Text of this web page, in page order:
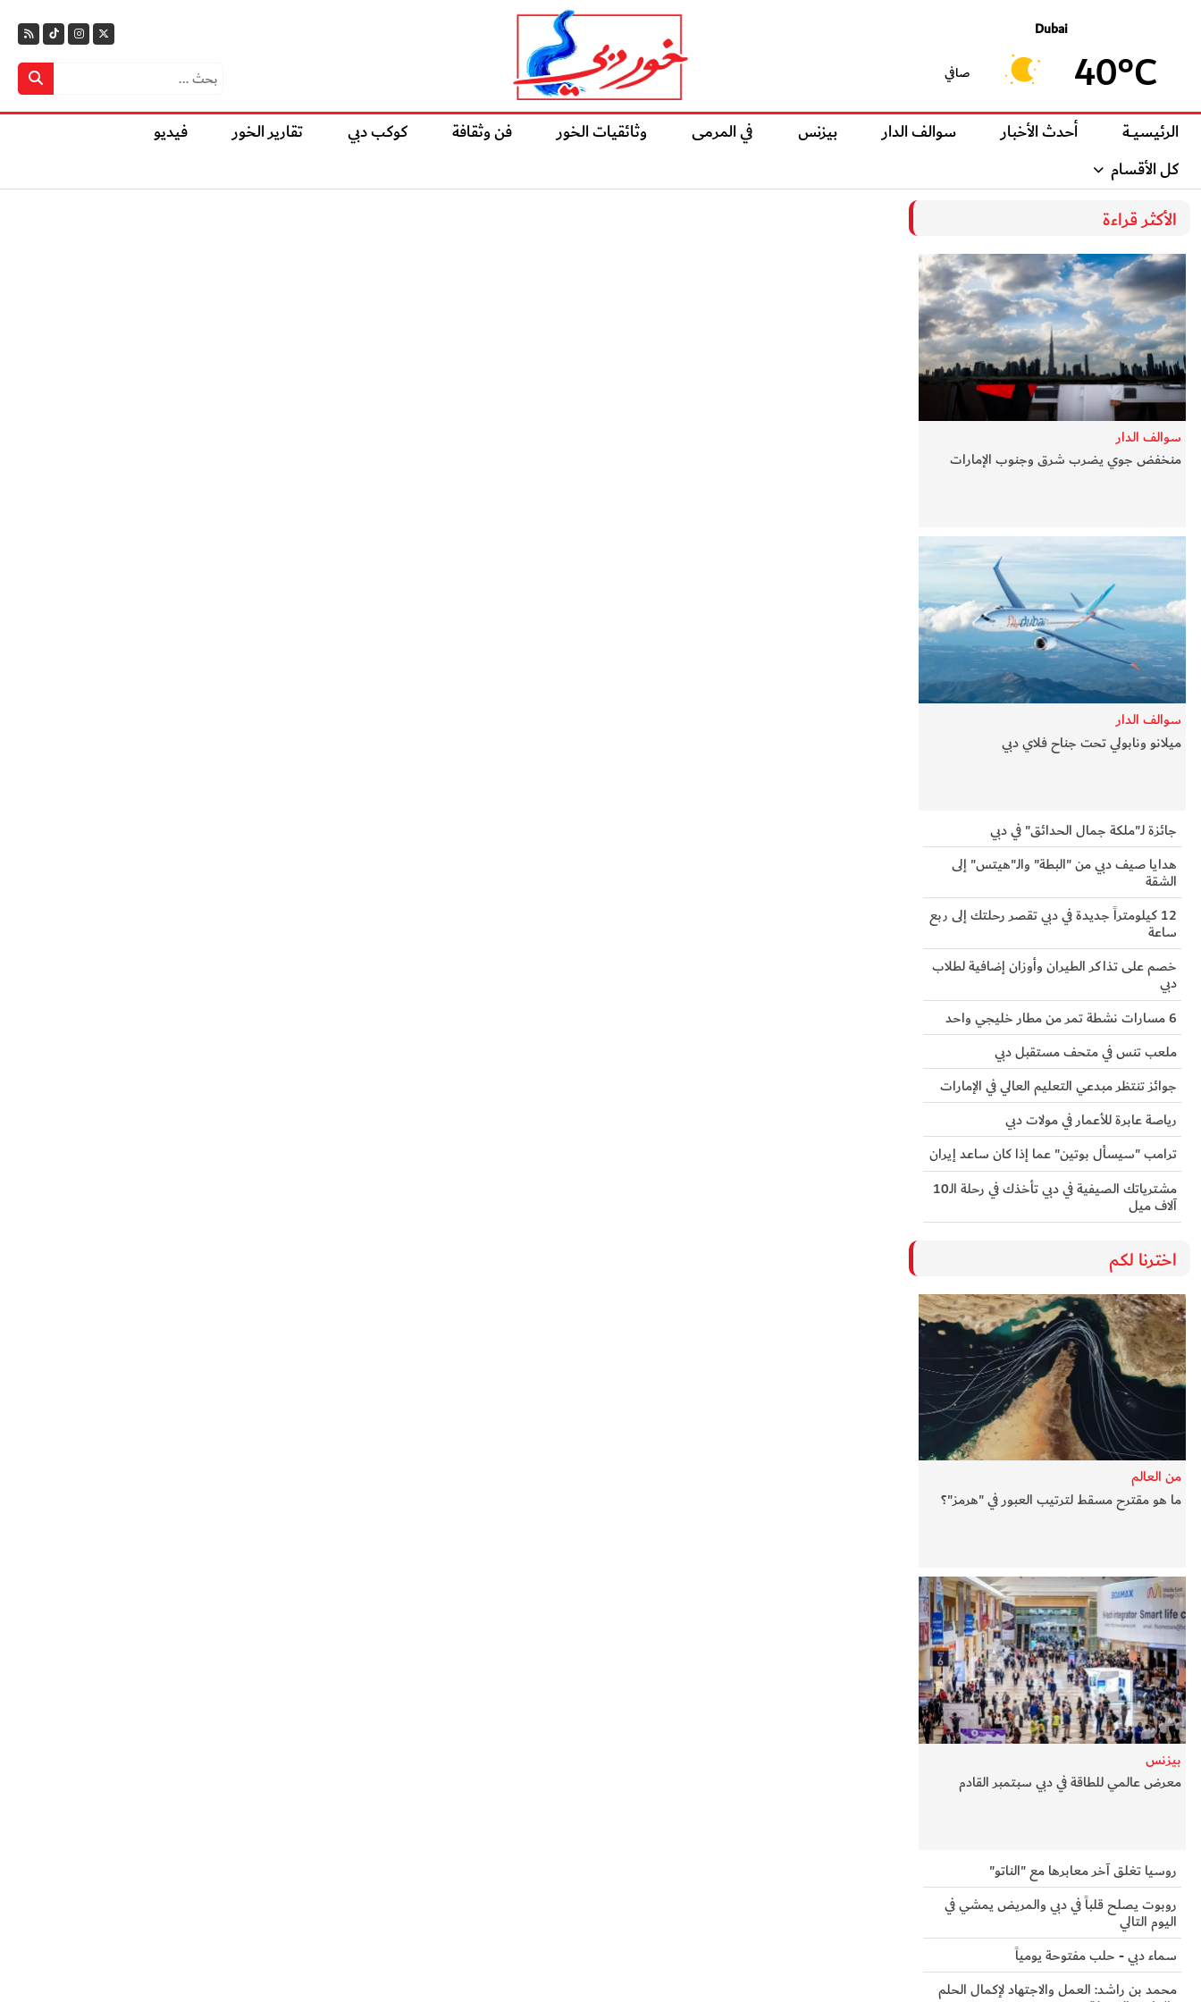
Dubai
40°C صافي
الرئيسيــة أحدث الأخبار سوالف الدار بيزنس في المرمى وثائقيات الخور فن وثقافة كوكب دبي تقارير الخور
فيديو
كل الأقسام
الأكثر قراءة
سوالف الدار
منخفض جوي يضرب شرق وجنوب الإمارات
سوالف الدار
ميلانو ونابولي تحت جناح فلاي دبي
جائزة لـ"ملكة جمال الحدائق" في دبي
هدايا صيف دبي من "البطة" والـ"هيتس" إلى
الشقة
12 كيلومتراً جديدة في دبي تقصر رحلتك إلى ربع
ساعة
خصم على تذاكر الطيران وأوزان إضافية لطلاب
دبي
6 مسارات نشطة تمر من مطار خليجي واحد
ملعب تنس في متحف مستقبل دبي
جوائز تنتظر مبدعي التعليم العالي في الإمارات
رياصة عابرة للأعمار في مولات دبي
ترامب "سيسأل بوتين" عما إذا كان ساعد إيران
مشترياتك الصيفية في دبي تأخذك في رحلة الـ10
آلاف ميل
اخترنا لكم
من العالم
ما هو مقترح مسقط لترتيب العبور في "هرمز"؟
بيزنس
معرض عالمي للطاقة في دبي سبتمبر القادم
روسيا تغلق آخر معابرها مع "الناتو"
روبوت يصلح قلباً في دبي والمريض يمشي في
اليوم التالي
سماء دبي - حلب مفتوحة يومياً
محمد بن راشد: العمل والاجتهاد لإكمال الحلم